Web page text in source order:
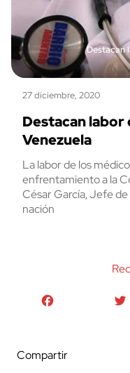
Destacan
27 diciembre, 2020
Destacan labor
Venezuela
La labor de los
enfrentamiento a la
César García, Jefe
nación
Compartir